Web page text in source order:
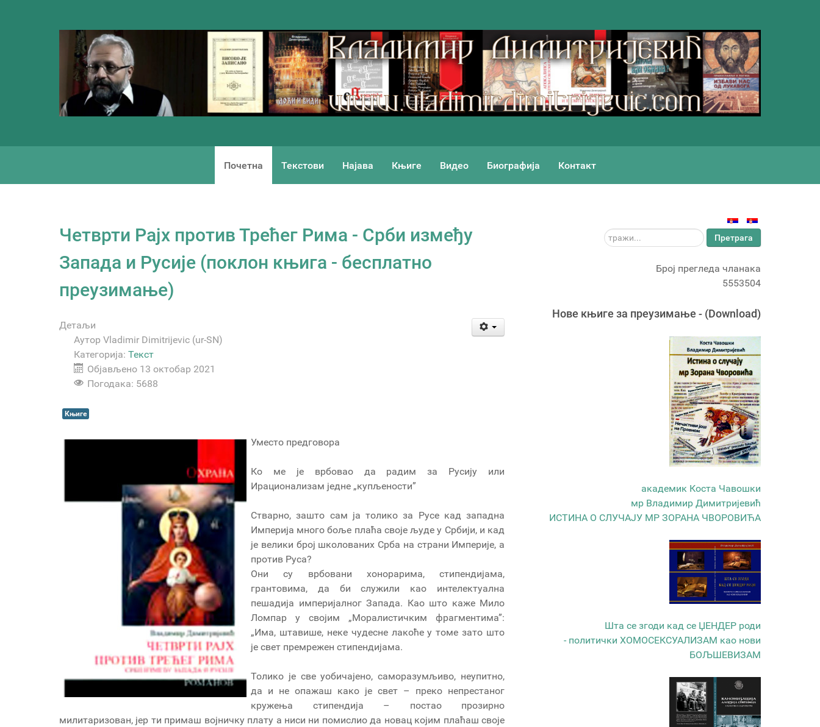
Почетна Текстови Најава Књиге Видео Биографија Контакт
Четврти Рајх против Трећег Рима - Срби између
Запада и Русије (поклон књига - бесплатно
преузимање)
Детаљи
Аутор Vladimir Dimitrijevic (ur-SN)
Категорија: Текст
Објављено 13 октобар 2021
Погодака: 5688
Књиге
Уместо предговора
Ко ме је врбовао да радим за Русију или
Ирационализам једне „купљености”
Стварно, зашто сам ја толико за Русе кад западна
Империја много боље плаћа своје људе у Србији, и кад
је велики број школованих Срба на страни Империје, а
против Руса?
Они су врбовани хонорарима, стипендијама,
грантовима, да би служили као интелектуална
пешадија империјалног Запада. Као што каже Мило
Ломпар у својим „Моралистичким фрагментима”:
„Има, штавише, неке чудесне лакоће у томе зато што
је свет премрежен стипендијама.
Толико је све уобичајено, саморазумљиво, неупитно,
да и не опажаш како је свет – преко непрестаног
кружења стипендија – постао прозирно
милитаризован, јер ти примаш војничку плату а ниси ни помислио да новац којим плаћаш своје
тражи... Претрага
Број прегледа чланака
5553504
Новe књигe за преузимање - (Download)
академик Коста Чавошки
мр Владимир Димитријевић
ИСТИНА О СЛУЧАЈУ МР ЗОРАНА ЧВОРОВИЋА
Шта се згоди кад се ЏЕНДЕР роди
- политички ХОМОСЕКСУАЛИЗАМ као нови
БОЉШЕВИЗАМ